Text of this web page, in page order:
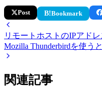
Post B!Bookmark
リモートホストのIPアド
Mozilla Thunderbirdを使う
関連記事